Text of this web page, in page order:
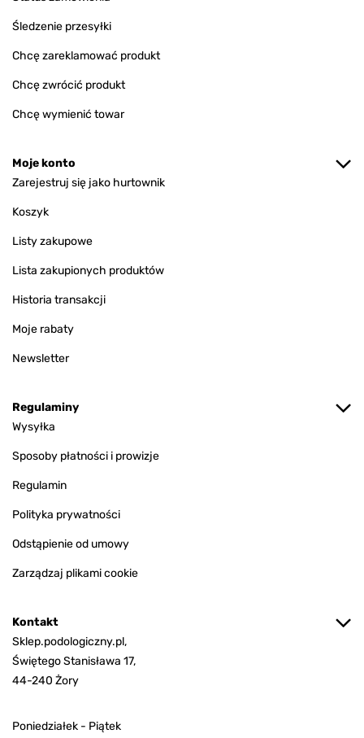
Śledzenie przesyłki
Chcę zareklamować produkt
Chcę zwrócić produkt
Chcę wymienić towar
Moje konto
Zarejestruj się jako hurtownik
Koszyk
Listy zakupowe
Lista zakupionych produktów
Historia transakcji
Moje rabaty
Newsletter
Regulaminy
Wysyłka
Sposoby płatności i prowizje
Regulamin
Polityka prywatności
Odstąpienie od umowy
Zarządzaj plikami cookie
Kontakt
Sklep.podologiczny.pl,
Świętego Stanisława 17,
44-240 Żory
Poniedziałek - Piątek